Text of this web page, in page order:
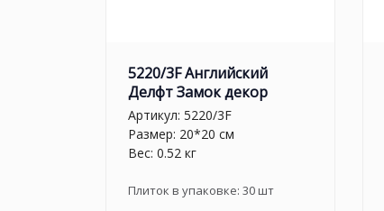
5220/3F Английский
Делфт Замок декор
Артикул: 5220/3F
Размер: 20*20 см
Вес: 0.52 кг
Плиток в упаковке: 30шт